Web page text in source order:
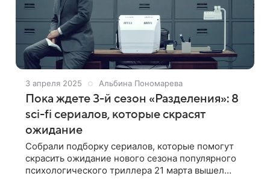
3 апреля 2025 Альбина Пономарева
Пока ждете 3-й сезон «Разделения»: 8
sci-fi сериалов, которые скрасят
ожидание
Собрали подборку сериалов, которые помогут
скрасить ожидание нового сезона популярного
психологического триллера 21 марта вышел